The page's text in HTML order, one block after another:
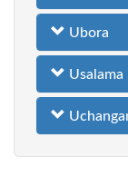
Ubora
Usalama